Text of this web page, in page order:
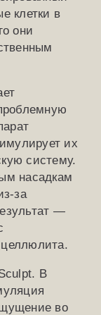
клетки в
они
их
систему.
насадкам
за
—
В
во